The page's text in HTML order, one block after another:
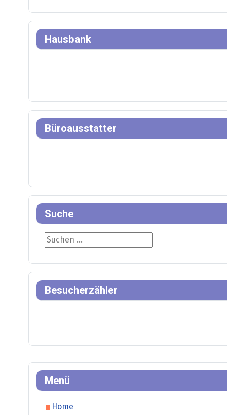
Menü
Home
Hausbank
Büroausstatter
Suche
Suche
Besucherzähler